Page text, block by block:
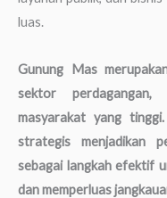
luas.
Gunung Mas
sektor
masyarakat yang
strategis menjadikan
sebagai langkah efektif
dan memperluas